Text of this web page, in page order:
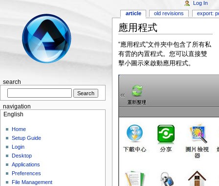
應用程式
“應用程式”文件夾中包含了所有私
有雲的內置程式。您可以直接雙
擊小圖示來啟動應用程式。
article old revisions export:
Log In
search
navigation
English
Home
Setup Guide
Login
Desktop
Applications
Preferences
File Management